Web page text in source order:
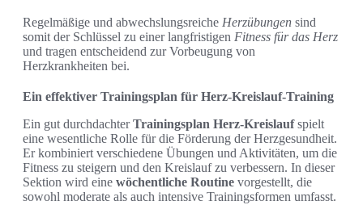
Regelmäßige und abwechslungsreiche Herzübungen sind
somit der Schlüssel zu einer langfristigen Fitness für das Herz
und tragen entscheidend zur Vorbeugung von
Herzkrankheiten bei.
Ein effektiver Trainingsplan für Herz-Kreislauf-Training
Ein gut durchdachterTrainingsplan Herz-Kreislaufspielt
eine wesentliche Rolle für die Förderung der Herzgesundheit.
Er kombiniert verschiedene Übungen und Aktivitäten, um die
Fitness zu steigern und den Kreislauf zu verbessern. In dieser
Sektion wird eine wöchentliche Routine vorgestellt, die
sowohl moderate als auch intensive Trainingsformen umfasst.